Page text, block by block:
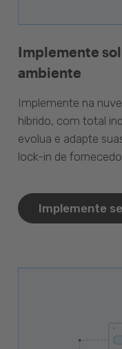
Implemente
ambiente
Implemente na
híbrido, com total
evolua e adapte
lock-in de
Implemente